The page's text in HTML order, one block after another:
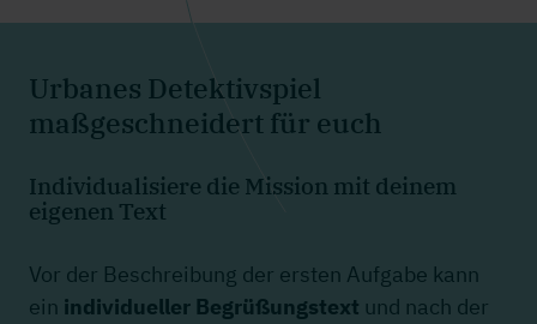
Urbanes Detektivspiel
maßgeschneidert für euch
Individualisiere die Mission mit deinem
eigenen Text
Vor der Beschreibung der ersten Aufgabe kann
ein individueller Begrüßungstext und nach der